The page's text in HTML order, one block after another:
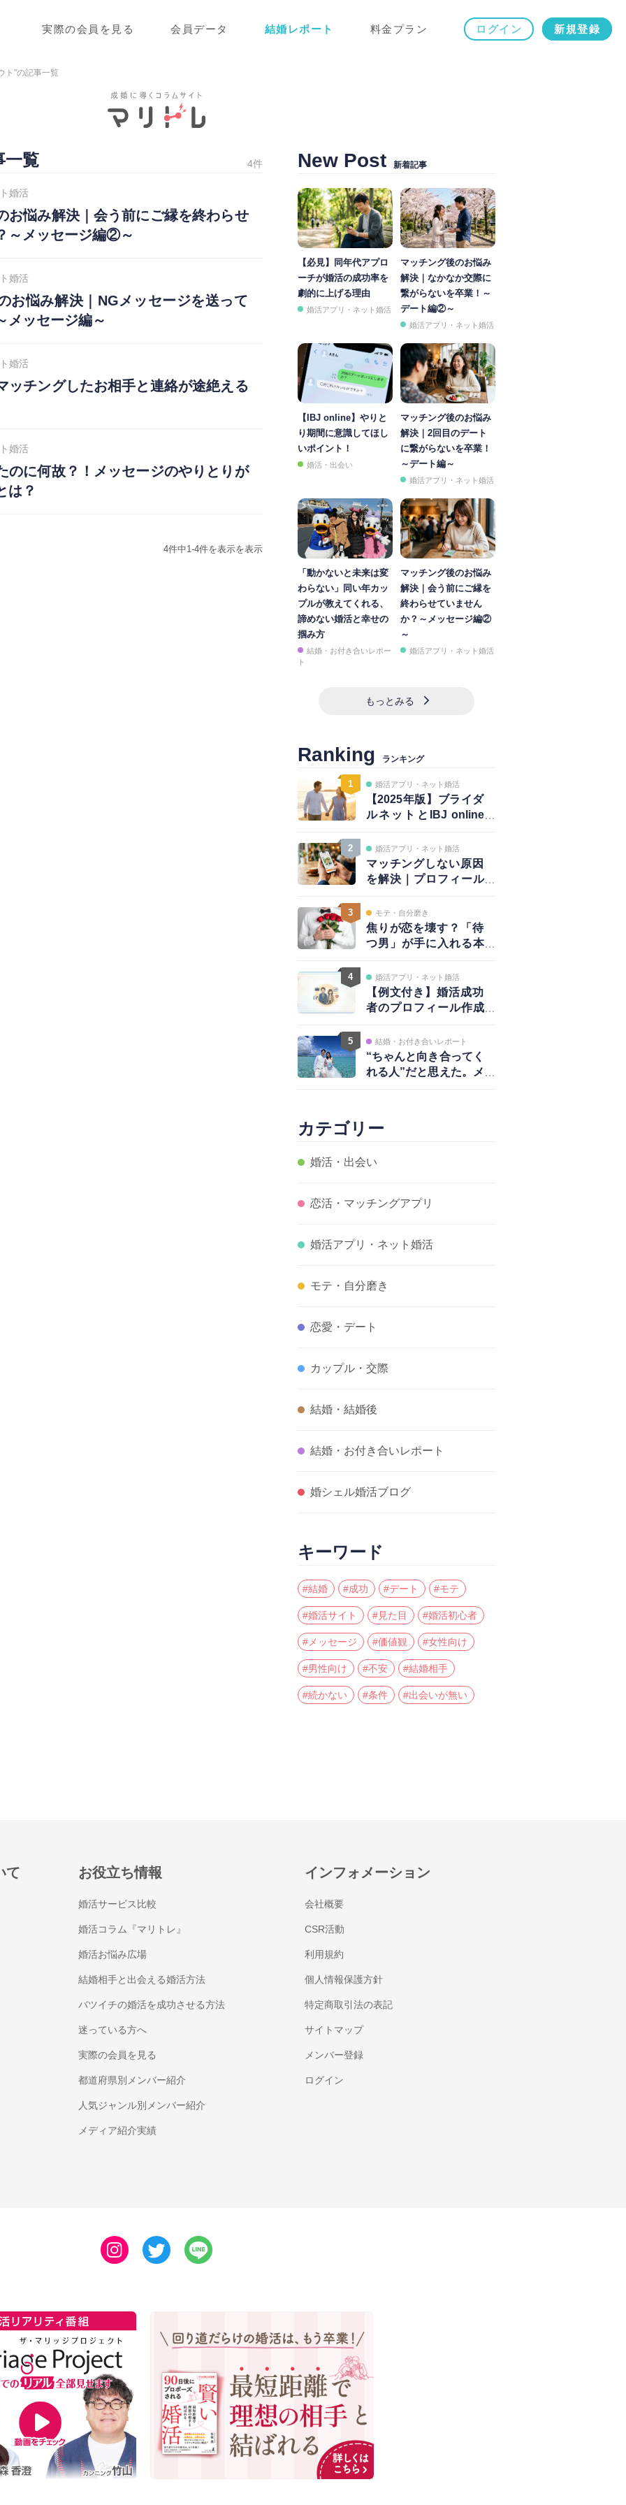
実際の会員を見る 会員データ 結婚レポート 料金プラン ログイン 新規登録
ト"の記事一覧
一覧 4件
婚活
お悩み解決｜会う前にご縁を終わらせ
～メッセージ編②～
婚活
お悩み解決｜NGメッセージを送って
メッセージ編～
婚活
ッチングしたお相手と連絡が途絶える
婚活
のに何故？！メッセージのやりとりが
は？
4件中1-4件を表示を表示
New Post 新着記事
【必見】同年代アプロ
ーチが婚活の成功率を
劇的に上げる理由
婚活アプリ・ネット婚活
マッチング後のお悩み
解決｜なかなか交際に
繋がらないを卒業！～
デート編②～
婚活アプリ・ネット婚活
【IBJ online】やりと
り期間に意識してほし
いポイント！
婚活・出会い
マッチング後のお悩み
解決｜2回目のデート
に繋がらないを卒業！
～デート編～
婚活アプリ・ネット婚活
「動かないと未来は変
わらない」同い年カッ
プルが教えてくれる、
諦めない婚活と幸せの
掴み方
結婚・お付き合いレポー
ト
マッチング後のお悩み
解決｜会う前にご縁を
終わらせていません
か？～メッセージ編②
～
婚活アプリ・ネット婚活
もっとみる
Ranking ランキング
1 婚活アプリ・ネット婚活
【2025年版】ブライダ
ルネットとIBJ online
い方と注意点
2 婚活アプリ・ネット婚活
マッチングしない原因
を解決｜プロフィール
編～
3 モテ・自分磨き
焦りが恋を壊す？「待
つ男」が手に入れる本
自信
4 婚活アプリ・ネット婚活
【例文付き】婚活成功
者のプロフィール作成
アプローチ戦略まで完
全ガイド
5 結婚・お付き合いレポート
“ちゃんと向き合ってく
れる人”だと思えた。メ
カテゴリー
婚活・出会い
恋活・マッチングアプリ
婚活アプリ・ネット婚活
モテ・自分磨き
恋愛・デート
カップル・交際
結婚・結婚後
結婚・お付き合いレポート
婚シェル婚活ブログ
キーワード
#結婚 #成功 #デート #モテ
#婚活サイト #見た目 #婚活初心者
#メッセージ #価値観 #女性向け
#男性向け #不安 #結婚相手
#続かない #条件 #出会いが無い
て お役立ち情報
婚活サービス比較
婚活コラム『マリトレ』
婚活お悩み広場
結婚相手と出会える婚活方法
バツイチの婚活を成功させる方法
迷っている方へ
実際の会員を見る
都道府県別メンバー紹介
人気ジャンル別メンバー紹介
メディア紹介実績
インフォメーション
会社概要
CSR活動
利用規約
個人情報保護方針
特定商取引法の表記
サイトマップ
メンバー登録
ログイン